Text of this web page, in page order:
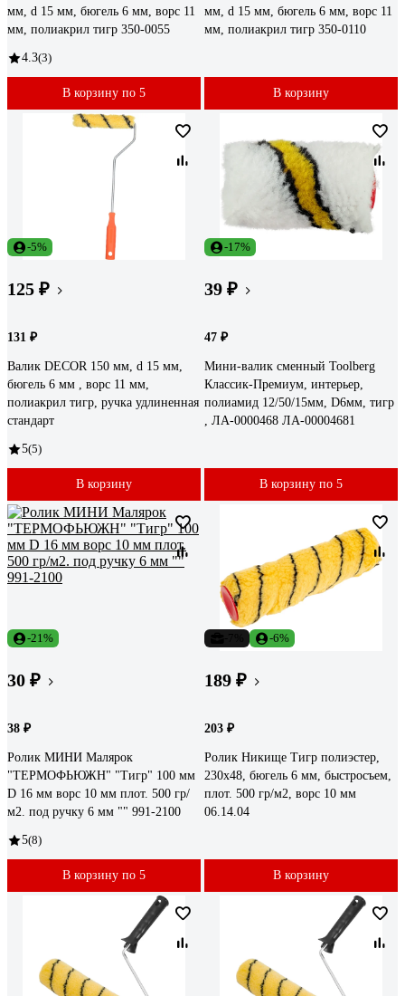
мм, d 15 мм, бюгель 6 мм, ворс 11
мм, полиакрил тигр 350-0055
4.3(3)
В корзину по 5
мм, d 15 мм, бюгель 6 мм, ворс 11
мм, полиакрил тигр 350-0110
В корзину
-5%
125 ₽
131 ₽
Валик DECOR 150 мм, d 15 мм,
бюгель 6 мм , ворс 11 мм,
полиакрил тигр, ручка удлиненная
стандарт
5(5)
В корзину
-17%
39 ₽
47 ₽
Мини-валик сменный Toolberg
Классик-Премиум, интерьер,
полиамид 12/50/15мм, D6мм, тигр
, ЛА-0000468 ЛА-00004681
В корзину по 5
-21%
30 ₽
38 ₽
Ролик МИНИ Малярок
"ТЕРМОФЬЮЖН" "Тигр" 100 мм
D 16 мм ворс 10 мм плот. 500 гр/
м2. под ручку 6 мм "" 991-2100
5(8)
В корзину по 5
-6%
189 ₽
203 ₽
Ролик Никище Тигр полиэстер,
230x48, бюгель 6 мм, быстросъем,
плот. 500 гр/м2, ворс 10 мм
06.14.04
В корзину